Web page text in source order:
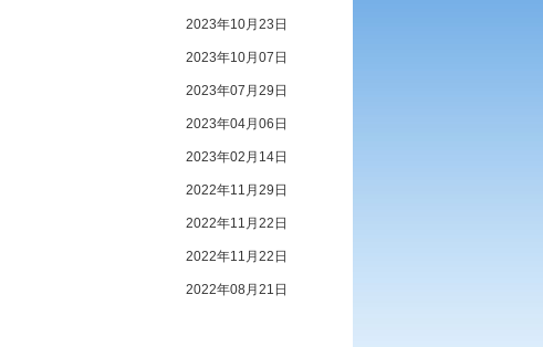
2023年10月23日
2023年10月07日
2023年07月29日
2023年04月06日
2023年02月14日
2022年11月29日
2022年11月22日
2022年11月22日
2022年08月21日